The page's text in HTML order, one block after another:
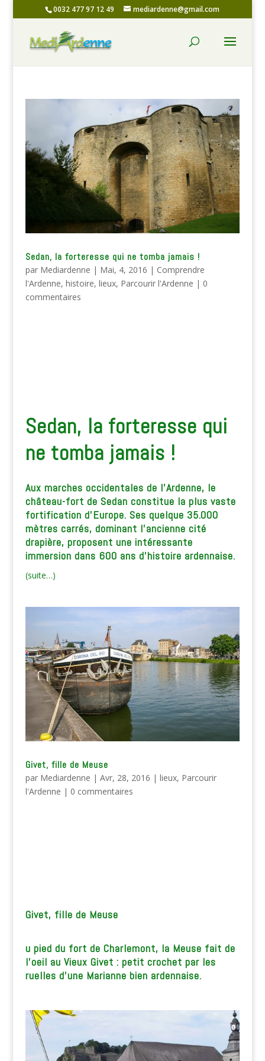
0032 477 97 12 49 mediardenne@gmail.com
Sedan, la forteresse qui ne tomba jamais !
par Mediardenne | Mai, 4, 2016 | Comprendre
l'Ardenne, histoire, lieux, Parcourir l'Ardenne | 0
commentaires
Sedan, la forteresse qui
ne tomba jamais !
Aux marches occidentales de l’Ardenne, le
château-fort de Sedan constitue la plus vaste
fortification d’Europe. Ses quelque 35.000
mètres carrés, dominant l’ancienne cité
drapière, proposent une intéressante
immersion dans 600 ans d’histoire ardennaise.
(suite…)
Givet, fille de Meuse
par Mediardenne | Avr, 28, 2016 | lieux, Parcourir
l'Ardenne | 0 commentaires
Givet, fille de Meuse
u pied du fort de Charlemont, la Meuse fait de
l’oeil au Vieux Givet : petit crochet par les
ruelles d’une Marianne bien ardennaise.